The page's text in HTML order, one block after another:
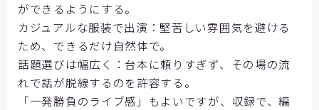
ができるようにする。
カジュアルな服装で出演：堅苦しい雰囲気を避ける
ため、できるだけ自然体で。
話題選びは幅広く：台本に頼りすぎず、その場の流
れで話が脱線するのを許容する。
「一発勝負のライブ感」もよいですが、収録で、編